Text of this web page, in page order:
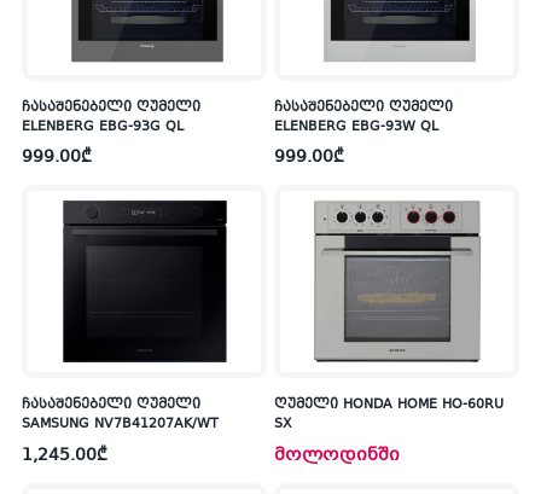
ჩასაშენებელი ღუმელი
ELENBERG EBG-93G QL
999.00₾
ჩასაშენებელი ღუმელი
ELENBERG EBG-93W QL
999.00₾
ჩასაშენებელი ღუმელი
SAMSUNG NV7B41207AK/WT
1,245.00₾
ღუმელი HONDA HOME HO-60RU
SX
მოლოდინში